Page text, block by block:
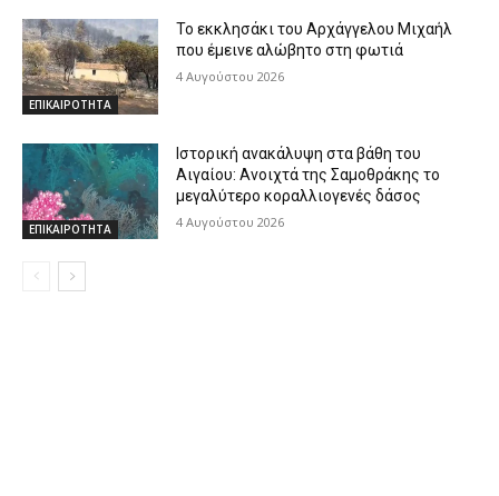
ΕΠΙΚΑΙΡΟΤΗΤΑ
Το εκκλησάκι του Αρχάγγελου Μιχαήλ
που έμεινε αλώβητο στη φωτιά
4 Αυγούστου 2026
ΕΠΙΚΑΙΡΟΤΗΤΑ
Ιστορική ανακάλυψη στα βάθη του
Αιγαίου: Ανοιχτά της Σαμοθράκης το
μεγαλύτερο κοραλλιογενές δάσος
4 Αυγούστου 2026